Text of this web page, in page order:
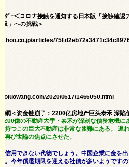
ｲﾀﾞｰ＜コロナ接触を通知する日本版「接触確認
」への挑戦＞
articles/
2020/0617/1466050.html
網＜资金链崩了：2200亿房地产巨头泰禾 深陷
億の不動産大手・泰禾が深刻な債務危機に
持つこの巨大不動産は非常な困難にある。 遅
再び世論の焦点にさせた。
信用できない代物でしょう。中国企業に金を
。今年償還期限を迎える社債が多いようですの